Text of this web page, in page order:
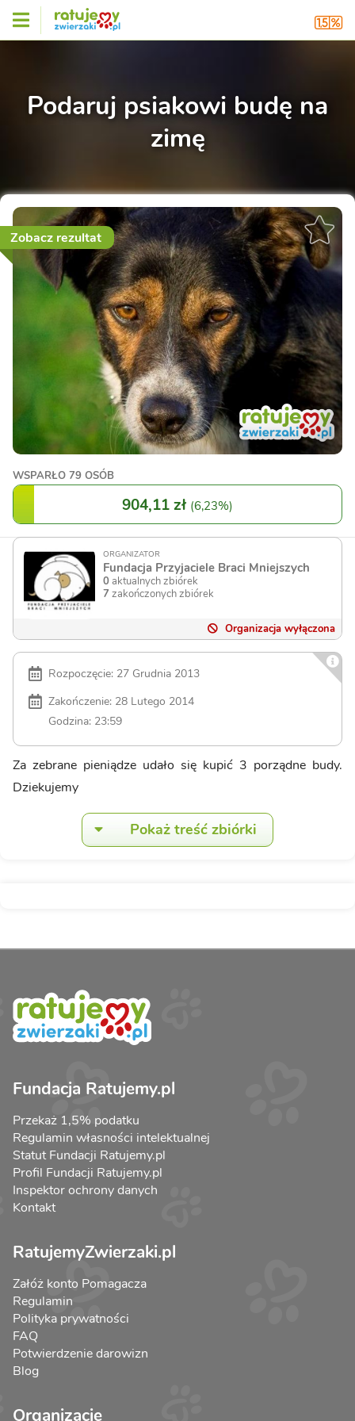
Podaruj psiakowi budę na
zimę
Zobacz rezultat
WSPARŁO 79 OSÓB
904,11 zł (6,23%)
ORGANIZATOR
Fundacja Przyjaciele Braci Mniejszych
0aktualnych zbiórek
7 zakończonych zbiórek
Organizacja wyłączona
Rozpoczęcie: 27 Grudnia 2013
Zakończenie: 28 Lutego 2014
Godzina: 23:59
Za zebrane pieniądze udało się kupić 3 porządne budy.
Dziekujemy
Pokaż treść zbiórki
Fundacja Ratujemy.pl
Przekaż 1,5% podatku
Regulamin własności intelektualnej
Statut Fundacji Ratujemy.pl
Profil Fundacji Ratujemy.pl
Inspektor ochrony danych
Kontakt
RatujemyZwierzaki.pl
Załóż konto Pomagacza
Regulamin
Polityka prywatności
FAQ
Potwierdzenie darowizn
Blog
Organizacje